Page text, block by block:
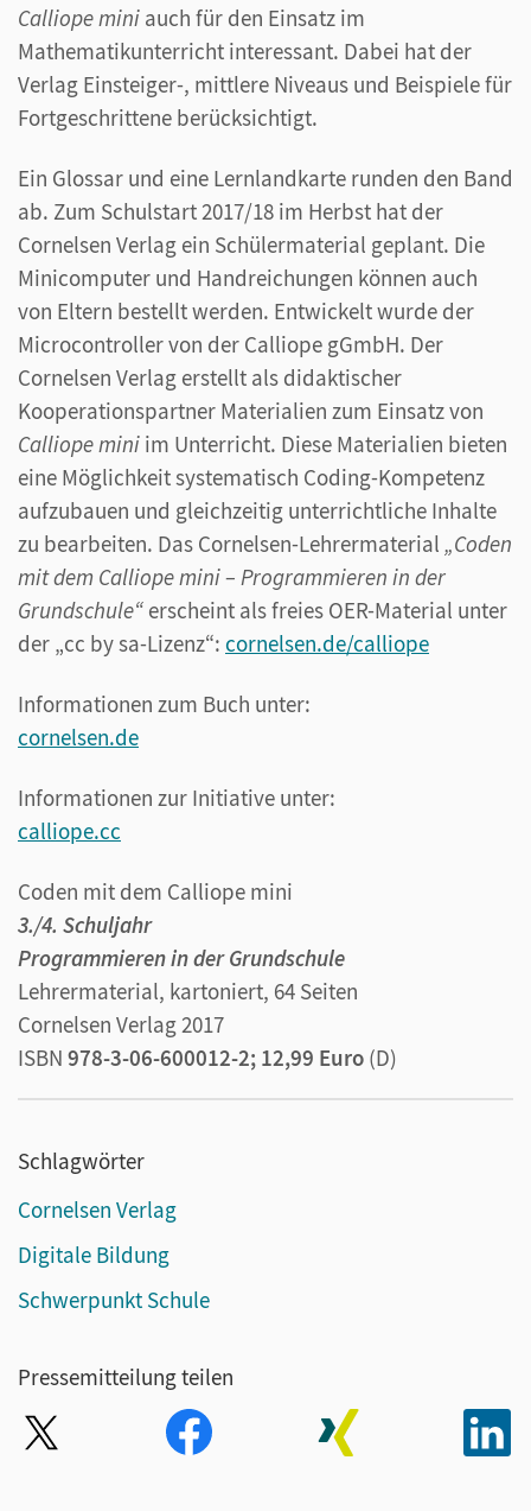
Calliope mini auch für den Einsatz im
Mathematikunterricht interessant. Dabei hat der
Verlag Einsteiger-, mittlere Niveaus und Beispiele für
Fortgeschrittene berücksichtigt.
Ein Glossar und eine Lernlandkarte runden den Band
ab. Zum Schulstart 2017/18 im Herbst hat der
Cornelsen Verlag ein Schülermaterial geplant. Die
Minicomputer und Handreichungen können auch
von Eltern bestellt werden. Entwickelt wurde der
Microcontroller von der Calliope gGmbH. Der
Cornelsen Verlag erstellt als didaktischer
Kooperationspartner Materialien zum Einsatz von
Calliope mini im Unterricht. Diese Materialien bieten
eine Möglichkeit systematisch Coding-Kompetenz
aufzubauen und gleichzeitig unterrichtliche Inhalte
zu bearbeiten. Das Cornelsen-Lehrermaterial „Coden
mit dem Calliope mini – Programmieren in der
Grundschule“ erscheint als freies OER-Material unter
der „cc by sa-Lizenz“: cornelsen.de/calliope
Informationen zum Buch unter:
cornelsen.de
Informationen zur Initiative unter:
calliope.cc
Coden mit dem Calliope mini
3./4. Schuljahr
Programmieren in der Grundschule
Lehrermaterial, kartoniert, 64 Seiten
Cornelsen Verlag 2017
ISBN 978-3-06-600012-2; 12,99 Euro (D)
Schlagwörter
Cornelsen Verlag
Digitale Bildung
Schwerpunkt Schule
Pressemitteilung teilen